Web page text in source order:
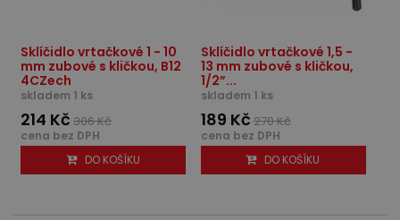
Sklíčidlo vrtačkové 1 - 10
mm zubové s kličkou, B12
4CZech
skladem 1 ks
214 Kč 306 Kč
cena bez DPH
DO KOŠÍKU
Sklíčidlo vrtačkové 1,5 -
13 mm zubové s kličkou,
1/2”...
skladem 1 ks
189 Kč 270 Kč
cena bez DPH
DO KOŠÍKU